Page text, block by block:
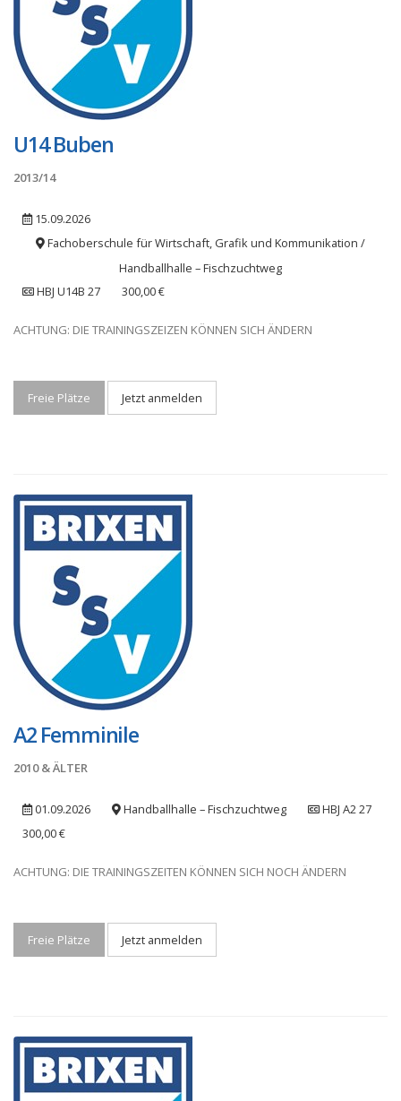
U14 Buben
2013/14
15.09.2026
Fachoberschule für Wirtschaft, Grafik und Kommunikation /
Handballhalle – Fischzuchtweg
HBJ U14B 27
300,00 €
ACHTUNG: DIE TRAININGSZEIZEN KÖNNEN SICH ÄNDERN
Freie Plätze Jetzt anmelden
A2 Femminile
2010 & ÄLTER
01.09.2026 Handballhalle – Fischzuchtweg
HBJ A2 27
300,00 €
ACHTUNG: DIE TRAININGSZEITEN KÖNNEN SICH NOCH ÄNDERN
Freie Plätze Jetzt anmelden